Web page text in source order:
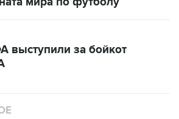
выступили за бойкот